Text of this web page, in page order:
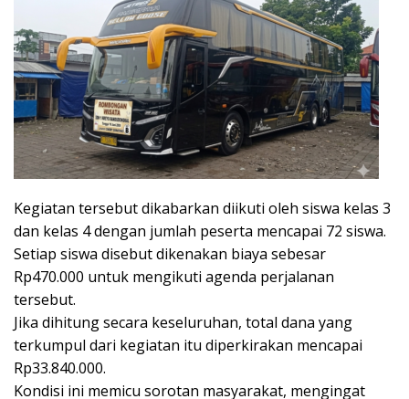
Kegiatan tersebut dikabarkan diikuti oleh siswa kelas 3
dan kelas 4 dengan jumlah peserta mencapai 72 siswa.
Setiap siswa disebut dikenakan biaya sebesar
Rp470.000 untuk mengikuti agenda perjalanan
tersebut.
Jika dihitung secara keseluruhan, total dana yang
terkumpul dari kegiatan itu diperkirakan mencapai
Rp33.840.000.
Kondisi ini memicu sorotan masyarakat, mengingat